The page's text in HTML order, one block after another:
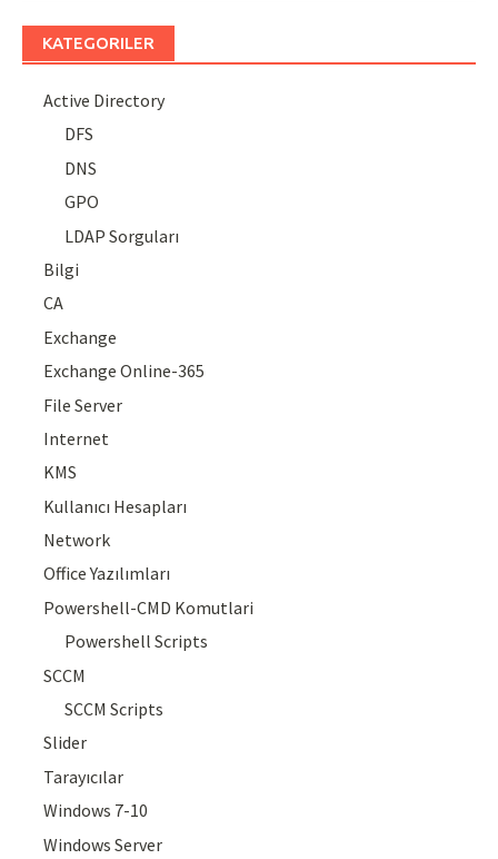
KATEGORILER
Active Directory
DFS
DNS
GPO
LDAP Sorguları
Bilgi
CA
Exchange
Exchange Online-365
File Server
Internet
KMS
Kullanıcı Hesapları
Network
Office Yazılımları
Powershell-CMD Komutlari
Powershell Scripts
SCCM
SCCM Scripts
Slider
Tarayıcılar
Windows 7-10
Windows Server